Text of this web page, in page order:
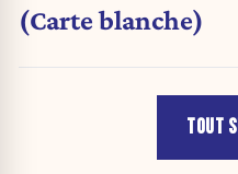
(Carte blanche)
TOUT